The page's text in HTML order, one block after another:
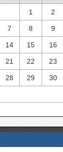
1 2
7 8 9
14 15 16
21 22 23
28 29 30